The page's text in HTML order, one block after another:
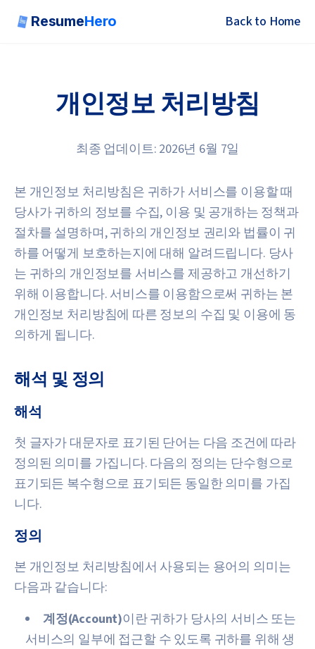
ResumeHero
ResumeHero Back to Home
개인정보 처리방침
최종 업데이트: 2026년 6월 7일
본 개인정보 처리방침은 귀하가 서비스를 이용할 때
당사가 귀하의 정보를 수집, 이용 및 공개하는 정책과
절차를 설명하며, 귀하의 개인정보 권리와 법률이 귀
하를 어떻게 보호하는지에 대해 알려드립니다. 당사
는 귀하의 개인정보를 서비스를 제공하고 개선하기
위해 이용합니다. 서비스를 이용함으로써 귀하는 본
개인정보 처리방침에 따른 정보의 수집 및 이용에 동
의하게 됩니다.
해석 및 정의
해석
첫 글자가 대문자로 표기된 단어는 다음 조건에 따라
정의된 의미를 가집니다. 다음의 정의는 단수형으로
표기되든 복수형으로 표기되든 동일한 의미를 가집
니다.
정의
본 개인정보 처리방침에서 사용되는 용어의 의미는
다음과 같습니다:
계정(Account)이란 귀하가 당사의 서비스 또는
서비스의 일부에 접근할 수 있도록 귀하를 위해 생